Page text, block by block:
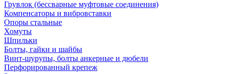
Грувлок (бессварные муфтовые соединения)
Компенсаторы и вибровставки
Опоры стальные
Хомуты
Шпильки
Болты, гайки и шайбы
Винт-шурупы, болты анкерные и дюбели
Перфорированный крепеж